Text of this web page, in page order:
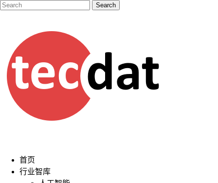
首页
行业智库